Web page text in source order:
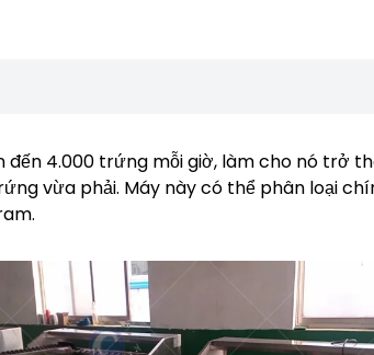
đến 4.000 trứng mỗi giờ, làm cho nó trở
vừa phải. Máy này có thể phân loại